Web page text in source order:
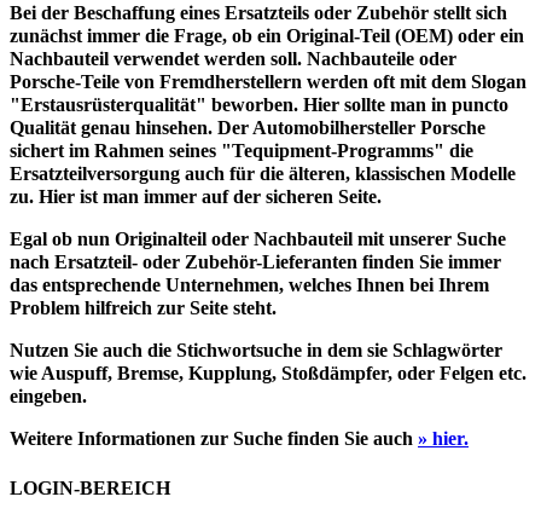
Bei der Beschaffung eines Ersatzteils oder Zubehör stellt sich
zunächst immer die Frage, ob ein Original-Teil (OEM) oder ein
Nachbauteil verwendet werden soll. Nachbauteile oder
Porsche-Teile von Fremdherstellern werden oft mit dem Slogan
"Erstausrüsterqualität" beworben. Hier sollte man in puncto
Qualität genau hinsehen. Der Automobilhersteller Porsche
sichert im Rahmen seines "Tequipment-Programms" die
Ersatzteilversorgung auch für die älteren, klassischen Modelle
zu. Hier ist man immer auf der sicheren Seite.
Egal ob nun Originalteil oder Nachbauteil mit unserer Suche
nach Ersatzteil- oder Zubehör-Lieferanten finden Sie immer
das entsprechende Unternehmen, welches Ihnen bei Ihrem
Problem hilfreich zur Seite steht.
Nutzen Sie auch die Stichwortsuche in dem sie Schlagwörter
wie Auspuff, Bremse, Kupplung, Stoßdämpfer, oder Felgen etc.
eingeben.
Weitere Informationen zur Suche finden Sie auch » hier.
LOGIN-BEREICH